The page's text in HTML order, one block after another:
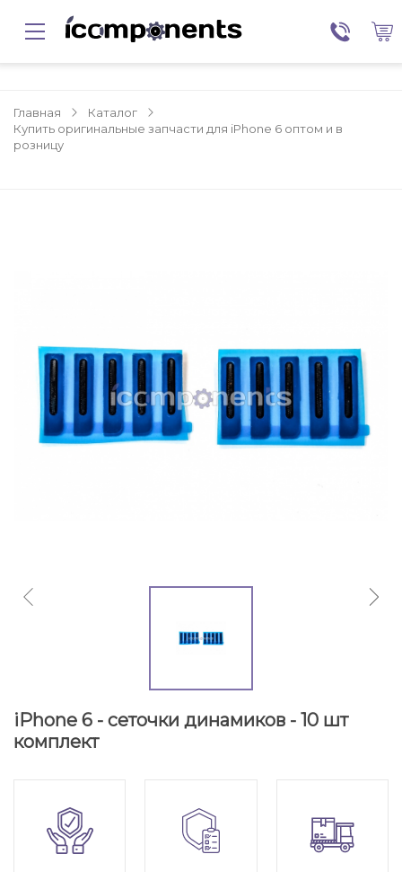
Главная
Каталог
Купить оригинальные запчасти для iPhone 6 оптом и в
розницу
iPhone 6 - сеточки динамиков - 10 шт
комплект